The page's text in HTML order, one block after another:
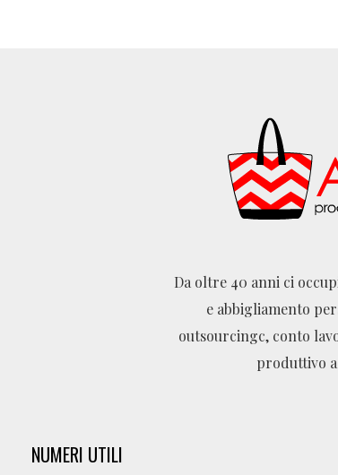
Da oltre 40 anni ci
e abbigliamento
outsourcingc, conto
produttivo
NUMERI UTILI